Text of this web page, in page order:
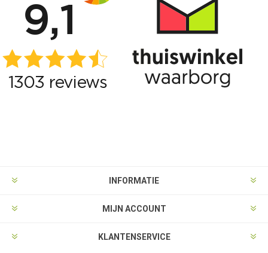
INFORMATIE
MIJN ACCOUNT
KLANTENSERVICE